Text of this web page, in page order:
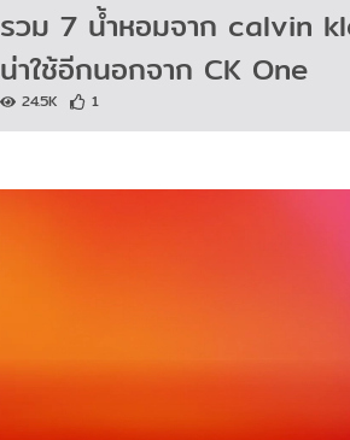
รวม 7 น้ำหอมจาก calvin
น่าใช้อีกนอกจาก CK One
24.5K 1